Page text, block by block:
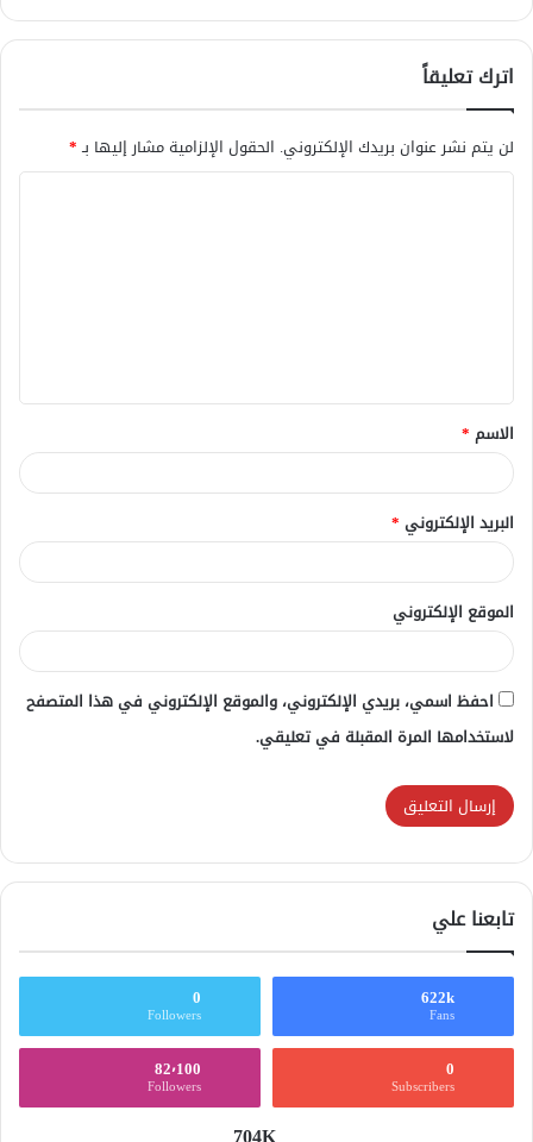
اترك تعليقاً
لن يتم نشر عنوان بريدك الإلكتروني. الحقول الإلزامية مشار إليها بـ*
ق
*
الاسم *
البريد الإلكتروني *
الموقع الإلكتروني
احفظ اسمي، بريدي الإلكتروني، والموقع الإلكتروني في هذا المتصفح
لاستخدامها المرة المقبلة في تعليقي.
تابعنا علي
622k
Fans
0
Followers
0
Subscribers
82٬100
Followers